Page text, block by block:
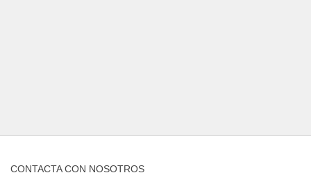
CONTACTA CON NOSOTROS